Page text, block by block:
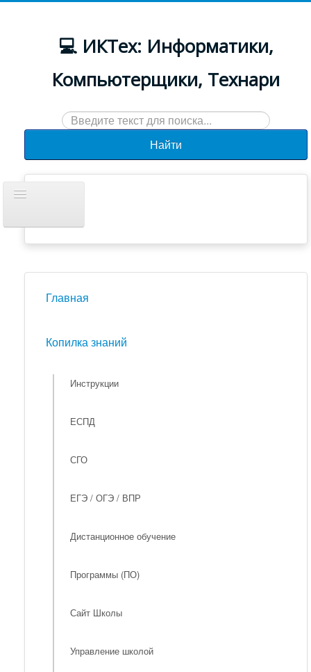
💻 ИКТех: Информатики,
Компьютерщики, Технари
Искать...
Найти
навигацию
Новости
Главная
Копилка знаний
Инструкции
ЕСПД
СГО
ЕГЭ / ОГЭ / ВПР
Дистанционное обучение
Программы (ПО)
Сайт Школы
Управление школой